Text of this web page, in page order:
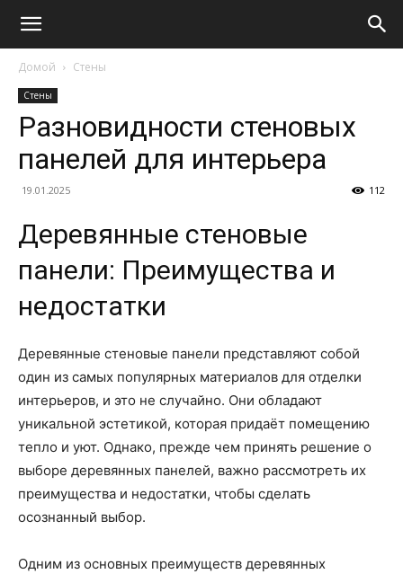
Домой Стены
Стены
Разновидности стеновых
панелей для интерьера
19.01.2025 112
Деревянные стеновые
панели: Преимущества и
недостатки
Деревянные стеновые панели представляют собой
один из самых популярных материалов для отделки
интерьеров, и это не случайно. Они обладают
уникальной эстетикой, которая придаёт помещению
тепло и уют. Однако, прежде чем принять решение о
выборе деревянных панелей, важно рассмотреть их
преимущества и недостатки, чтобы сделать
осознанный выбор.
Одним из основных преимуществ деревянных